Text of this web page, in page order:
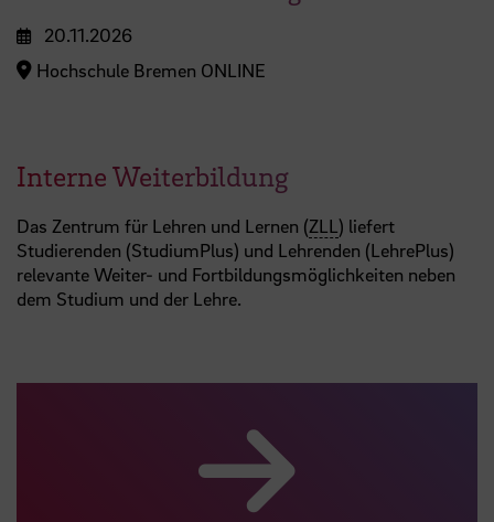
20.11.2026
Hochschule Bremen ONLINE
Interne Weiterbildung
Das Zentrum für Lehren und Lernen (ZLL ) liefert
Studierenden (StudiumPlus) und Lehrenden (LehrePlus)
relevante Weiter- und Fortbildungsmöglichkeiten neben
dem Studium und der Lehre.